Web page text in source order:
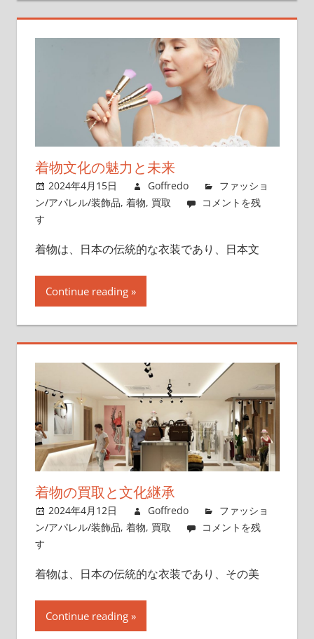
着物文化の魅力と未来
2024年4月15日 Goffredo
ファッショ
ン/アパレル/装飾品, 着物, 買取
コメントを残
す
着物は、日本の伝統的な衣装であり、日本文
Continue reading
着物の買取と文化継承
2024年4月12日 Goffredo
ファッショ
ン/アパレル/装飾品, 着物, 買取
コメントを残
す
着物は、日本の伝統的な衣装であり、その美
Continue reading